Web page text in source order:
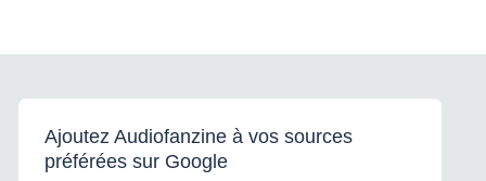
Ajoutez Audiofanzine à vos sources
préférées sur Google